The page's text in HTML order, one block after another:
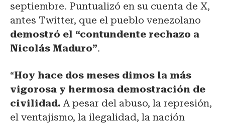
septiembre. Puntualizó en su cuenta de X,
antes Twitter, que el pueblo venezolano
demostró el “contundente rechazo a
Nicolás Maduro”.
“Hoy hace dos meses dimos la más
vigorosa y hermosa demostración de
civilidad. A pesar del abuso, la represión,
el ventajismo, la ilegalidad, la nación